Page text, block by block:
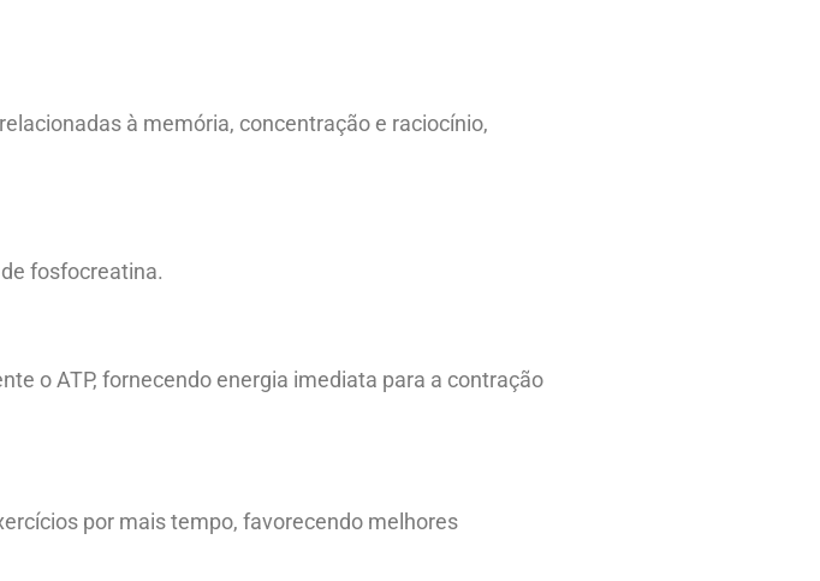
à memória, concentração e raciocínio,
fosfocreatina.
o ATP, fornecendo energia imediata para a contração
por mais tempo, favorecendo melhores